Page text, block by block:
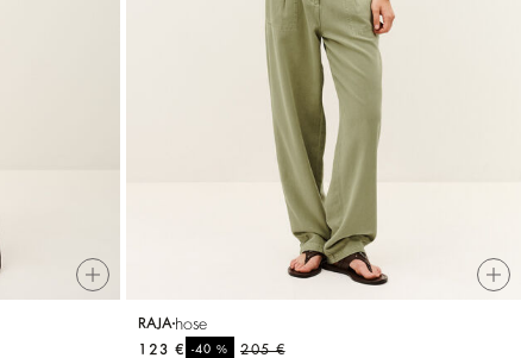
RAJA hose
205 €
-40%
123 €